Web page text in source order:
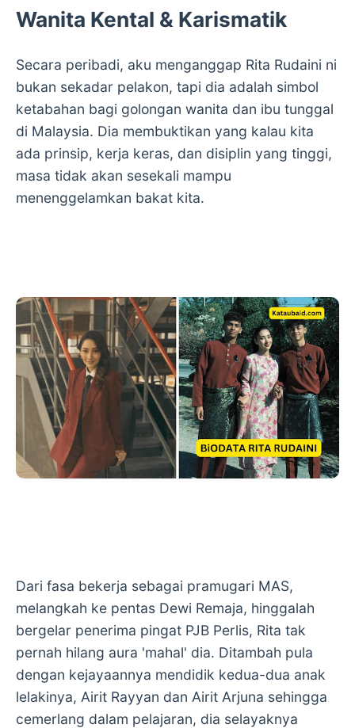
Wanita Kental & Karismatik
Secara peribadi, aku menganggap Rita Rudaini ni
bukan sekadar pelakon, tapi dia adalah simbol
ketabahan bagi golongan wanita dan ibu tunggal
di Malaysia. Dia membuktikan yang kalau kita
ada prinsip, kerja keras, dan disiplin yang tinggi,
masa tidak akan sesekali mampu
menenggelamkan bakat kita.
Dari fasa bekerja sebagai pramugari MAS,
melangkah ke pentas Dewi Remaja, hinggalah
bergelar penerima pingat PJB Perlis, Rita tak
pernah hilang aura 'mahal' dia. Ditambah pula
dengan kejayaannya mendidik kedua-dua anak
lelakinya, Airit Rayyan dan Airit Arjuna sehingga
cemerlang dalam pelajaran, dia selayaknya